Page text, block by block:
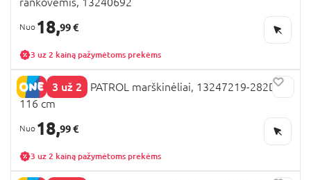
18,99 €
3 uz 2 kainą pažymėtoms prekėms
3 už 2
NAME IT PAW PATROL marškinėliai, 13247219-282D3C
116 cm
18,99 €
3 uz 2 kainą pažymėtoms prekėms